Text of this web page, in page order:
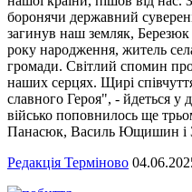
боронячи державний
загинув наш земляк,
року народження, житель
громади. Світлий спомин
наших серцях. Щирі
славного Героя", - йдеться у
військо поповнилось ще
Панасюк, Василь Ющишин і
Редакція Терміново